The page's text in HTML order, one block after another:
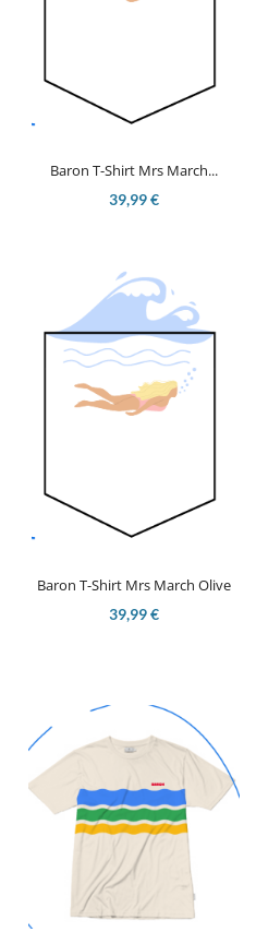
Baron T-Shirt Mrs March...
39,99 €
Baron T-Shirt Mrs March Olive
39,99 €